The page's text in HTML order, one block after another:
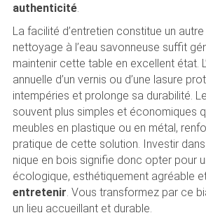
authenticité.
La facilité d’entretien constitue un
nettoyage à l’eau savonneuse suffit
maintenir cette table en excellent état.
annuelle d’un vernis ou d’une lasure
intempéries et prolonge sa durabilité.
souvent plus simples et économiques
meubles en plastique ou en métal,
pratique de cette solution. Investir
nique en bois signifie donc opter pour
écologique, esthétiquement agréable
entretenir . Vous transformez par ce
un lieu accueillant et durable.